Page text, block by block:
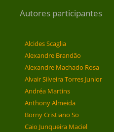
Autores participantes
Alcides Scaglia
Alexandre Brandão
Alexandre Machado Rosa
Alvair Silveira Torres Junior
Andréa Martins
Anthony Almeida
Borny Cristiano So
Caio Junqueira Maciel